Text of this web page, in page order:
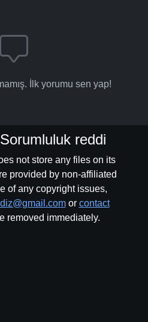
İlk yorumu sen yap!
reddi
not store any files on its
provided by non-affiliated
of any copyright issues,
or contact
removed immediately.